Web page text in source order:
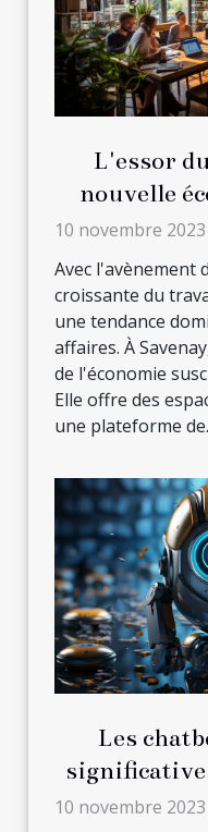
L'essor
nouvelle
10 novembre 2023
Avec l'avènement
croissante du
une tendance
affaires. À
de l'économie
Elle offre des
une plateforme
Les
significative
10 novembre 2023